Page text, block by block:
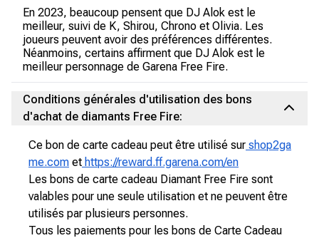
En 2023, beaucoup pensent que DJ Alok est le
meilleur, suivi de K, Shirou, Chrono et Olivia. Les
joueurs peuvent avoir des préférences différentes.
Néanmoins, certains affirment que DJ Alok est le
meilleur personnage de Garena Free Fire.
Conditions générales d'utilisation des bons
d'achat de diamants Free Fire:
Ce bon de carte cadeau peut être utilisé sur shop2ga
me.com et https://reward.ff.garena.com/en
Les bons de carte cadeau Diamant Free Fire sont
valables pour une seule utilisation et ne peuvent être
utilisés par plusieurs personnes.
Tous les paiements pour les bons de Carte Cadeau